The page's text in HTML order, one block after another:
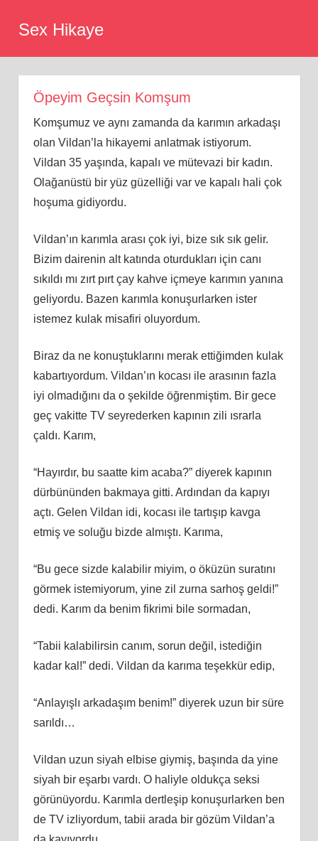
Sex Hikaye
Öpeyim Geçsin Komşum
Komşumuz ve aynı zamanda da karımın arkadaşı
olan Vildan’la hikayemi anlatmak istiyorum.
Vildan 35 yaşında, kapalı ve mütevazi bir kadın.
Olağanüstü bir yüz güzelliği var ve kapalı hali çok
hoşuma gidiyordu.
Vildan’ın karımla arası çok iyi, bize sık sık gelir.
Bizim dairenin alt katında oturdukları için canı
sıkıldı mı zırt pırt çay kahve içmeye karımın yanına
geliyordu. Bazen karımla konuşurlarken ister
istemez kulak misafiri oluyordum.
Biraz da ne konuştuklarını merak ettiğimden kulak
kabartıyordum. Vildan’ın kocası ile arasının fazla
iyi olmadığını da o şekilde öğrenmiştim. Bir gece
geç vakitte TV seyrederken kapının zili ısrarla
çaldı. Karım,
“Hayırdır, bu saatte kim acaba?” diyerek kapının
dürbününden bakmaya gitti. Ardından da kapıyı
açtı. Gelen Vildan idi, kocası ile tartışıp kavga
etmiş ve soluğu bizde almıştı. Karıma,
“Bu gece sizde kalabilir miyim, o öküzün suratını
görmek istemiyorum, yine zil zurna sarhoş geldi!”
dedi. Karım da benim fikrimi bile sormadan,
“Tabii kalabilirsin canım, sorun değil, istediğin
kadar kal!” dedi. Vildan da karıma teşekkür edip,
“Anlayışlı arkadaşım benim!” diyerek uzun bir süre
sarıldı…
Vildan uzun siyah elbise giymiş, başında da yine
siyah bir eşarbı vardı. O haliyle oldukça seksi
görünüyordu. Karımla dertleşip konuşurlarken ben
de TV izliyordum, tabii arada bir gözüm Vildan’a